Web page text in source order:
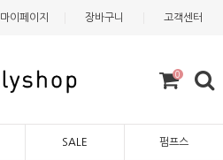
마이페이지 장바구니 고객센터
0
SALE 펌프스